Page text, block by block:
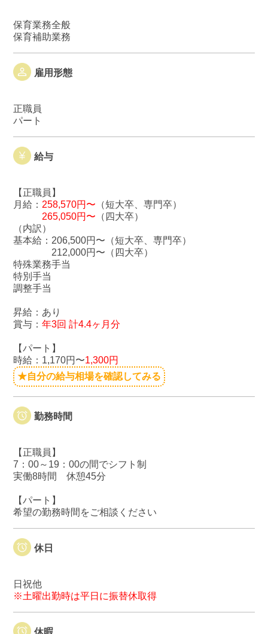
保育業務全般
保育補助業務
雇用形態
正職員
パート
給与
【正職員】
月給： 258,570円〜 （短大卒、専門卒）
265,050円〜 （四大卒）
（内訳）
基本給：206,500円〜（短大卒、専門卒）
212,000円〜（四大卒）
特殊業務手当
特別手当
調整手当
昇給：あり
賞与： 年3回 計4.4ヶ月分
【パート】
時給：1,170円〜1,300円
★自分の給与相場を確認してみる
勤務時間
【正職員】
7：00～19：00の間でシフト制
実働8時間 休憩45分
【パート】
希望の勤務時間をご相談ください
休日
日祝他
※土曜出勤時は平日に振替休取得
休暇